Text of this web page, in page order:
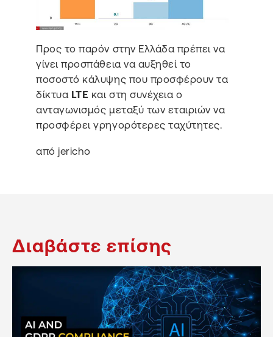
Προς το παρόν στην Ελλάδα πρέπει να
γίνει προσπάθεια να αυξηθεί το
ποσοστό κάλυψης που προσφέρουν τα
δίκτυα LTE και στη συνέχεια ο
ανταγωνισμός μεταξύ των εταιριών να
προσφέρει γρηγορότερες ταχύτητες.
από jericho
Διαβάστε επίσης